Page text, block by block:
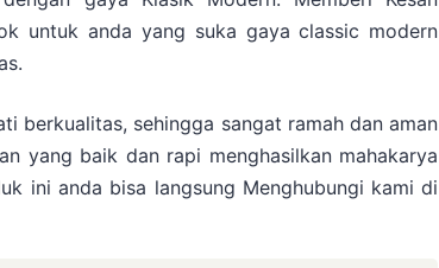
untuk anda yang suka gaya classic modern
berkualitas, sehingga sangat ramah dan aman
yang baik dan rapi menghasilkan mahakarya
ini anda bisa langsung Menghubungi kami di